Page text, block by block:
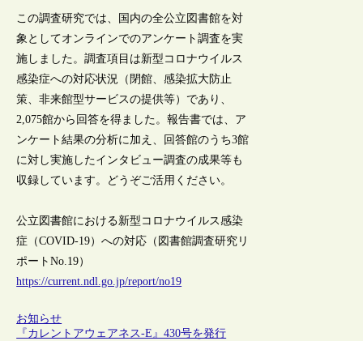
この調査研究では、国内の全公立図書館を対
象としてオンラインでのアンケート調査を実
施しました。調査項目は新型コロナウイルス
感染症への対応状況（閉館、感染拡大防止
策、非来館型サービスの提供等）であり、
2,075館から回答を得ました。報告書では、ア
ンケート結果の分析に加え、回答館のうち3館
に対し実施したインタビュー調査の成果等も
収録しています。どうぞご活用ください。
公立図書館における新型コロナウイルス感染
症（COVID-19）への対応（図書館調査研究リ
ポートNo.19）
https://current.ndl.go.jp/report/no19
お知らせ
『カレントアウェアネス-E』430号を発行